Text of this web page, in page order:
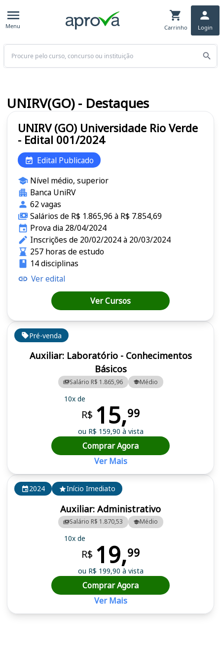
Menu Carrinho Login
Buscar
2024 Início Imediato
Auxiliar: Administrativo
Salário R$ 1.870,53 Médio
10x de
R$ 19,99
ou R$ 199,90 à vista
Comprar Agora
Ver Mais
Pré-venda
Auxiliar: Laboratório - Conhecimentos
Básicos
Salário R$ 1.865,96 Médio
10x de
R$ 15,99
ou R$ 159,90 à vista
Comprar Agora
Ver Mais
UNIRV (GO) Universidade Rio Verde
- Edital 001/2024
Edital Publicado
Nível médio, superior
Banca UniRV
62 vagas
Salários de R$ 1.865,96 à R$ 7.854,69
Prova dia 28/04/2024
Inscrições de 20/02/2024 à 20/03/2024
257 horas de estudo
14 disciplinas
Ver edital
Ver Cursos
UNIRV(GO) - Destaques